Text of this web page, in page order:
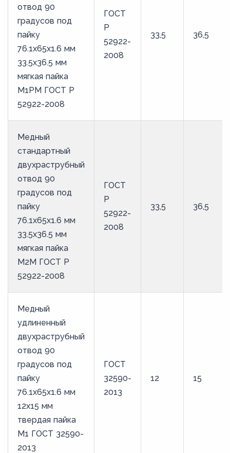
отвод 90
градусов под
пайку
76.1х65х1.6 мм
33.5х36.5 мм
мягкая пайка
М1РМ ГОСТ Р
52922-2008
ГОСТ
Р
52922-
2008
33,5 36,5
Медный
стандартный
двухраструбный
отвод 90
градусов под
пайку
76.1х65х1.6 мм
33.5х36.5 мм
мягкая пайка
М2М ГОСТ Р
52922-2008
ГОСТ
Р
52922-
2008
33,5 36,5
Медный
удлиненный
двухраструбный
отвод 90
градусов под
пайку
76.1х65х1.6 мм
12х15 мм
твердая пайка
М1 ГОСТ 32590-
2013
ГОСТ
32590-
2013
12 15